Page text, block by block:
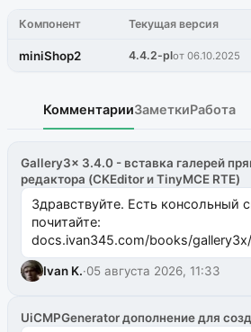
Компонент Текущая версия
miniShop2 4.4.2-plот 06.10.2025
КомментарииЗаметкиРабота
Gallery3x 3.4.0 - вставка галерей
редактора (CKEditor и TinyMCE RTE)
Здравствуйте. Есть консольный
почитайте:
docs.ivan345.com/books/
ms2galleryphp
Ivan K.·05 августа 2026, 11:33
UiCMPGenerator дополнение для